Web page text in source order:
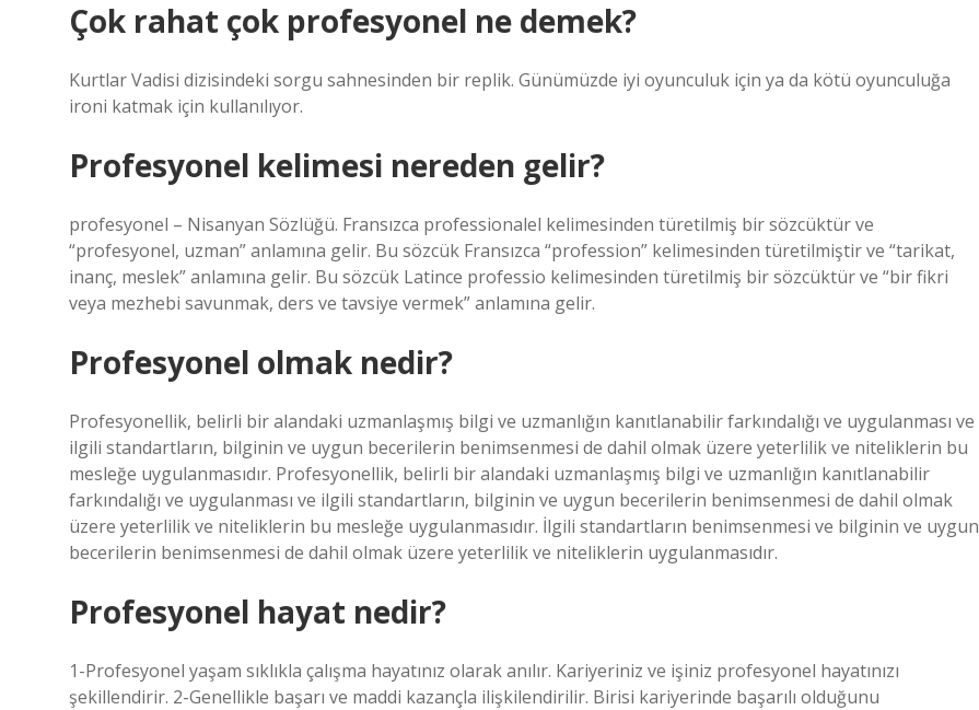
Çok rahat çok profesyonel ne demek?
Kurtlar Vadisi dizisindeki sorgu sahnesinden bir replik. Günümüzde iyi oyunculuk için ya da kötü oyunculuğa
ironi katmak için kullanılıyor.
Profesyonel kelimesi nereden gelir?
profesyonel – Nisanyan Sözlüğü. Fransızca professionalel kelimesinden türetilmiş bir sözcüktür ve
“profesyonel, uzman” anlamına gelir. Bu sözcük Fransızca “profession” kelimesinden türetilmiştir ve “tarikat,
inanç, meslek” anlamına gelir. Bu sözcük Latince professio kelimesinden türetilmiş bir sözcüktür ve “bir fikri
veya mezhebi savunmak, ders ve tavsiye vermek” anlamına gelir.
Profesyonel olmak nedir?
Profesyonellik, belirli bir alandaki uzmanlaşmış bilgi ve uzmanlığın kanıtlanabilir farkındalığı ve uygulanması ve
ilgili standartların, bilginin ve uygun becerilerin benimsenmesi de dahil olmak üzere yeterlilik ve niteliklerin bu
mesleğe uygulanmasıdır. Profesyonellik, belirli bir alandaki uzmanlaşmış bilgi ve uzmanlığın kanıtlanabilir
farkındalığı ve uygulanması ve ilgili standartların, bilginin ve uygun becerilerin benimsenmesi de dahil olmak
üzere yeterlilik ve niteliklerin bu mesleğe uygulanmasıdır. İlgili standartların benimsenmesi ve bilginin ve uygun
becerilerin benimsenmesi de dahil olmak üzere yeterlilik ve niteliklerin uygulanmasıdır.
Profesyonel hayat nedir?
1-Profesyonel yaşam sıklıkla çalışma hayatınız olarak anılır. Kariyeriniz ve işiniz profesyonel hayatınızı
şekillendirir. 2-Genellikle başarı ve maddi kazançla ilişkilendirilir. Birisi kariyerinde başarılı olduğunu